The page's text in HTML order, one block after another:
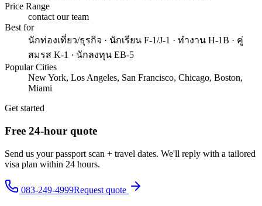
Price Range
contact our team
Best for
นักท่องเที่ยว/ธุรกิจ · นักเรียน F-1/J-1 · ทำงาน H-1B · คู่
สมรส K-1 · นักลงทุน EB-5
Popular Cities
New York, Los Angeles, San Francisco, Chicago, Boston,
Miami
Get started
Free 24-hour quote
Send us your passport scan + travel dates. We'll reply with a tailored
visa plan within 24 hours.
083-249-4999Request quote